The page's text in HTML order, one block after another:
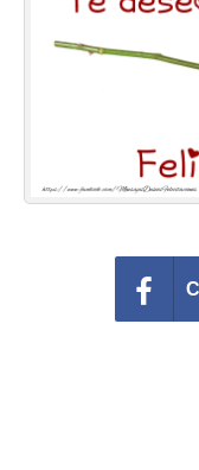
Felicitaciones días
Felicitaciones